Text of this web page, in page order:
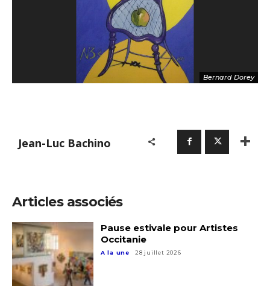
Adresse email*
Bernard Dorey
Jean-Luc Bachino
Articles associés
Pause estivale pour Artistes
Occitanie
A la une 28 juillet 2026